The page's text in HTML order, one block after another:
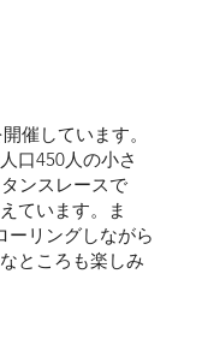
催しています。
口450人の小さ
ンスレースで
ています。ま
ーリングしながら
ところも楽しみ